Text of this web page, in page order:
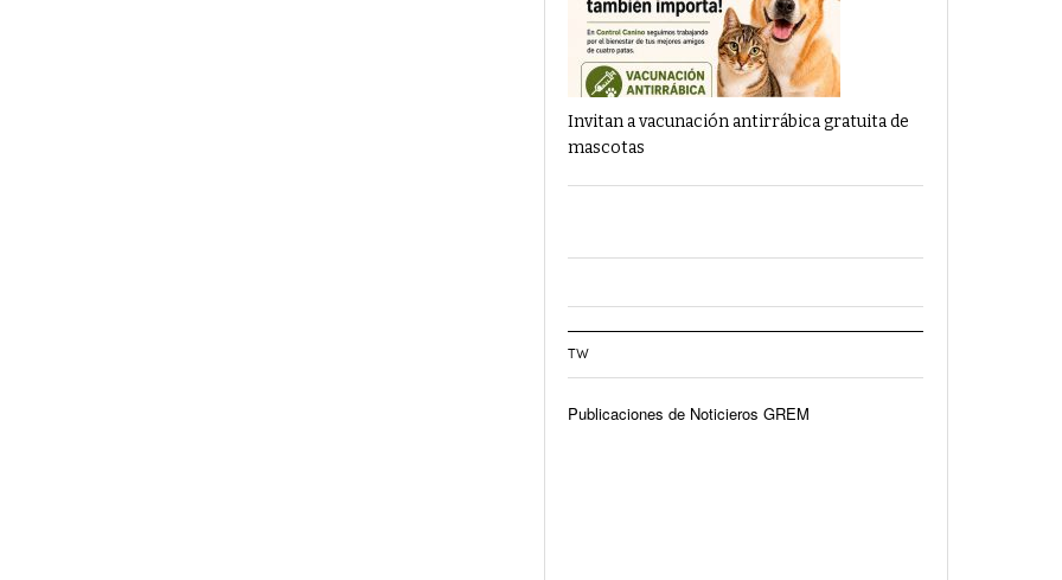
Invitan a vacunación antirrábica gratuita de
mascotas
TW
Publicaciones de Noticieros GREM